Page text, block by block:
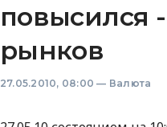
повысился
рынков
27.05.2010, 08:00 — Валюта